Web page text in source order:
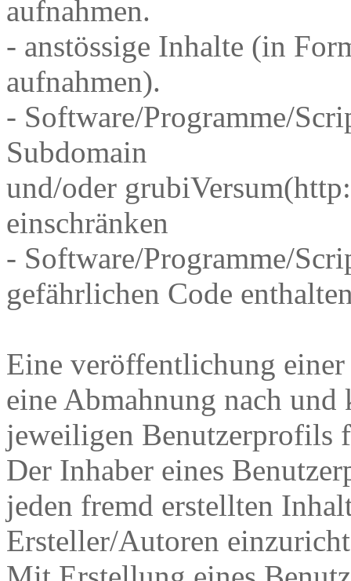
aufnahmen.
- anstössige Inhalte (in
aufnahmen).
- Software/Programme/
Subdomain
und/oder
einschränken
- Software/Programme/
gefährlichen Code
Eine veröffentlichung
eine Abmahnung nach
jeweiligen Benutzerprofils
Der Inhaber eines
jeden fremd erstellten
Ersteller/Autoren